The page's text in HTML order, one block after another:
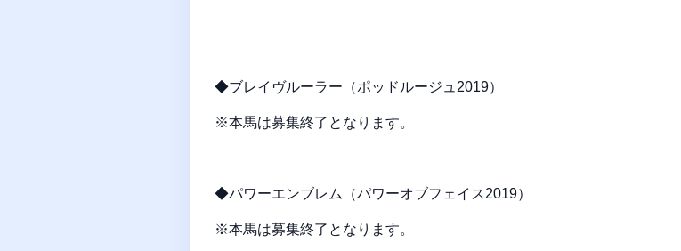
◆ブレイヴルーラー（ポッドルージュ2019）
※本馬は募集終了となります。
◆パワーエンブレム（パワーオブフェイス2019）
※本馬は募集終了となります。